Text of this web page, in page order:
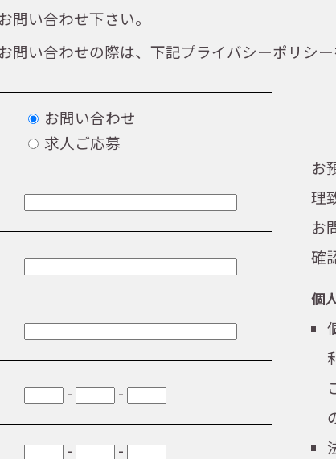
問い合わせ下さい。
問い合わせの際は、下記プライバシーポリシー
お問い合わせ
求人ご応募
- -
- -
お
理
お
確
個